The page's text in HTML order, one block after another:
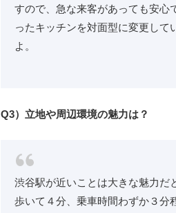
すので、急な来客があっても安心
ったキッチンを対面型に変更して
よ。
Q3）立地や周辺環境の魅力は？
渋谷駅が近いことは大きな魅力だ
歩いて４分、乗車時間わずか３分